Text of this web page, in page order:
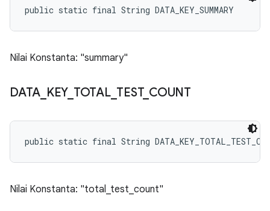
public static final String DATA_KEY_SUMMARY
Nilai Konstanta: "summary"
DATA KEY_ TOTAL_ TEST_ COUNT
public static final String
Nilai Konstanta: "total_test_count"